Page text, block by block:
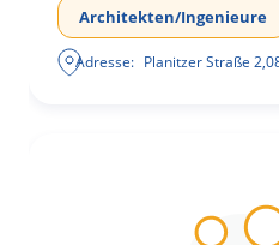
Architekten/Ingenieure
Adresse: Planitzer Straße 2,